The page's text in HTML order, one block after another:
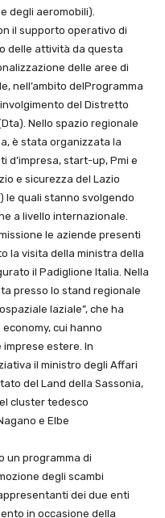
degli aeromobili).
il supporto operativo di
delle attività da questa
delle aree di
nell’ambito delProgramma
del Distretto
Nello spazio regionale
è stata organizzata la
d’impresa, start-up, Pmi e
e sicurezza del Lazio
le quali stanno svolgendo
a livello internazionale.
le aziende presenti
la visita della ministra della
il Padiglione Italia. Nella
presso lo stand regionale
laziale”, che ha
cui hanno
estere. In
il ministro degli Affari
del Land della Sassonia,
cluster tedesco
e Elbe
un programma di
degli scambi
dei due enti
in occasione della